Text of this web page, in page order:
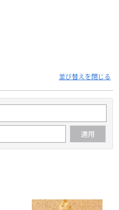
並び替えを閉じる